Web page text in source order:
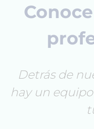
Detrás de
hay un